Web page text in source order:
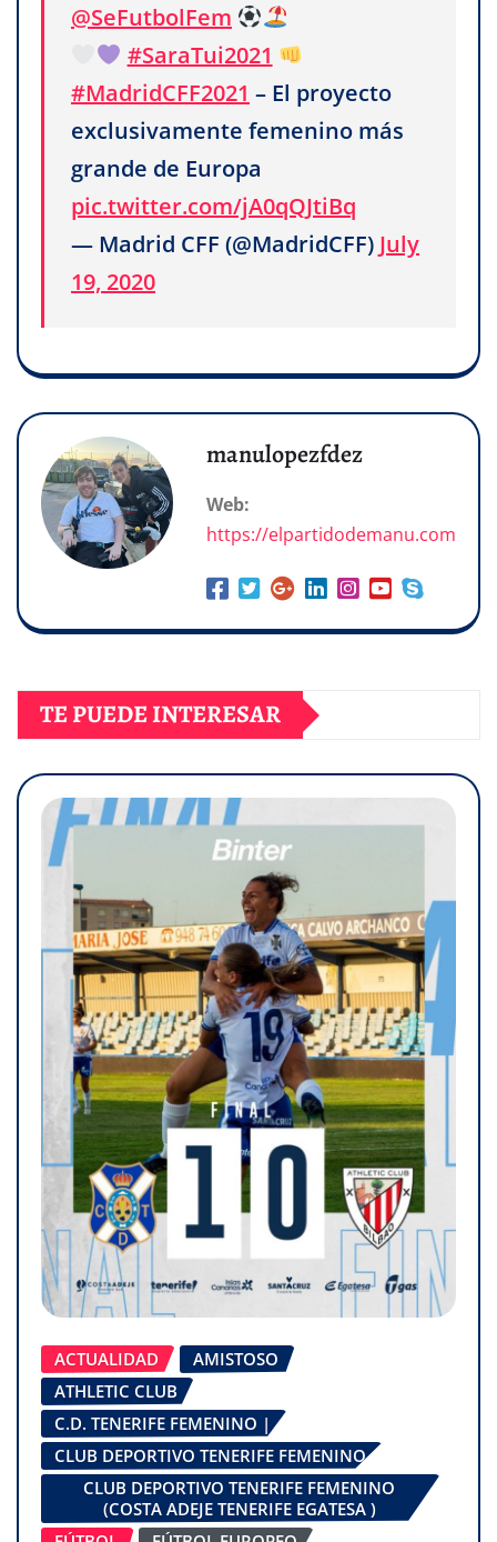
@SeFutbolFem
#SaraTui2021
#MadridCFF2021 – El proyecto
exclusivamente femenino más
grande de Europa
pic.twitter.com/jA0qQJtiBq
— Madrid CFF (@MadridCFF) July
19, 2020
manulopezfdez
Web:
https://elpartidodemanu.com
TE PUEDE INTERESAR
ACTUALIDAD
AMISTOSO
ATHLETIC CLUB
C.D. TENERIFE FEMENINO |
CLUB DEPORTIVO TENERIFE FEMENINO
CLUB DEPORTIVO TENERIFE FEMENINO
(COSTA ADEJE TENERIFE EGATESA )